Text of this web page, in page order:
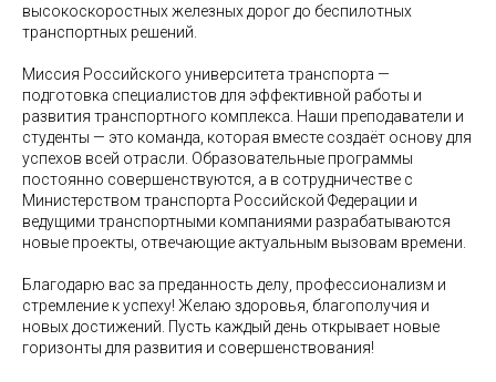
высокоскоростных железных дорог до беспилотных
транспортных решений.
Миссия Российского университета транспорта —
подготовка специалистов для эффективной работы и
развития транспортного комплекса. Наши преподаватели и
студенты — это команда, которая вместе создаёт основу для
успехов всей отрасли. Образовательные программы
постоянно совершенствуются, а в сотрудничестве с
Министерством транспорта Российской Федерации и
ведущими транспортными компаниями разрабатываются
новые проекты, отвечающие актуальным вызовам времени.
Благодарю вас за преданность делу, профессионализм и
стремление к успеху! Желаю здоровья, благополучия и
новых достижений. Пусть каждый день открывает новые
горизонты для развития и совершенствования!